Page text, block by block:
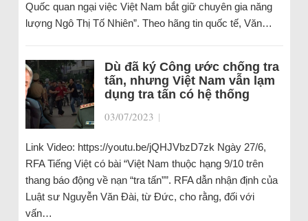
Quốc quan ngại việc Việt Nam bắt giữ chuyên gia năng
lượng Ngô Thị Tố Nhiên”. Theo hãng tin quốc tế, Văn…
Dù đã ký Công ước chống tra
tấn, nhưng Việt Nam vẫn lạm
dụng tra tấn có hệ thống
03/07/2023 |
Link Video: https://youtu.be/jQHJVbzD7zk Ngày 27/6,
RFA Tiếng Việt có bài “Việt Nam thuộc hạng 9/10 trên
thang báo động về nạn “tra tấn””. RFA dẫn nhận định của
Luật sư Nguyễn Văn Đài, từ Đức, cho rằng, đối với
vấn…